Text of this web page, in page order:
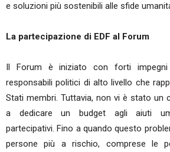
e soluzioni più sostenibili alle sfide
La partecipazione di EDF al Forum
Il Forum è iniziato con forti
responsabili politici di alto livello che
Stati membri. Tuttavia, non vi è stato un
a dedicare un budget agli aiuti
partecipativi. Fino a quando questo
persone più a rischio, comprese le